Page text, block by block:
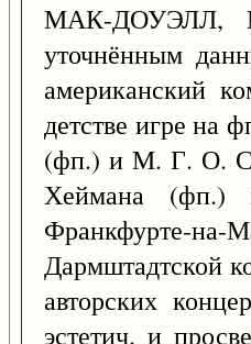
МАК-ДОУЭЛЛ,
уточнённым
американский
детстве игре на
(фп.) и М. Г. О.
Хеймана (фп.)
Франкфурте-
Дармштадтской
авторских
эстетич. и